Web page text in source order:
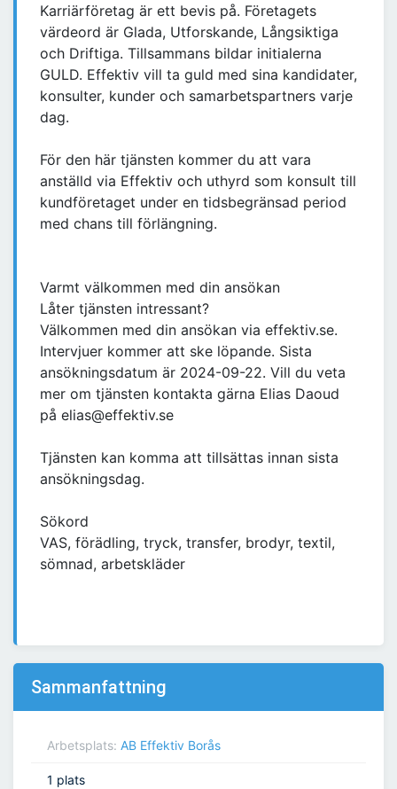
Karriärföretag är ett bevis på. Företagets
värdeord är Glada, Utforskande, Långsiktiga
och Driftiga. Tillsammans bildar initialerna
GULD. Effektiv vill ta guld med sina kandidater,
konsulter, kunder och samarbetspartners varje
dag.
För den här tjänsten kommer du att vara
anställd via Effektiv och uthyrd som konsult till
kundföretaget under en tidsbegränsad period
med chans till förlängning.
Varmt välkommen med din ansökan
Låter tjänsten intressant?
Välkommen med din ansökan via effektiv.se.
Intervjuer kommer att ske löpande. Sista
ansökningsdatum är 2024-09-22. Vill du veta
mer om tjänsten kontakta gärna Elias Daoud
på elias@effektiv.se
Tjänsten kan komma att tillsättas innan sista
ansökningsdag.
Sökord
VAS, förädling, tryck, transfer, brodyr, textil,
sömnad, arbetskläder
Sammanfattning
Arbetsplats: AB Effektiv Borås
1 plats